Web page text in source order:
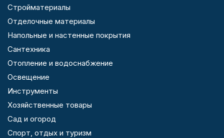
Стройматериалы
Отделочные материалы
Напольные и настенные покрытия
Сантехника
Отопление и водоснабжение
Освещение
Инструменты
Хозяйственные товары
Сад и огород
Спорт, отдых и туризм